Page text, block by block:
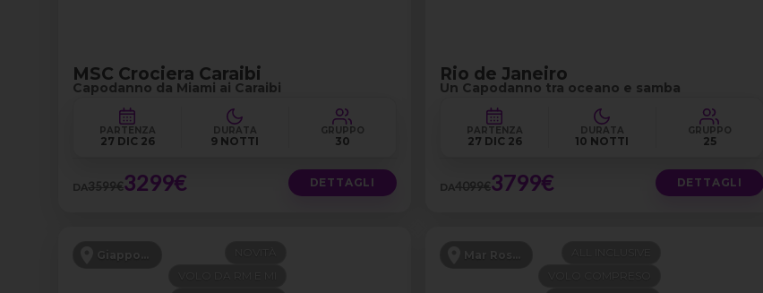
MSC Crociera Caraibi
Capodanno da Miami ai Caraibi
PARTENZA
27 DIC 26
DURATA
9 NOTTI
GRUPPO
30
DA3599€3299€ DETTAGLI
Rio de Janeiro
Un Capodanno tra oceano e samba
PARTENZA
27 DIC 26
DURATA
10 NOTTI
GRUPPO
25
DA4099€3799€ DETTAGLI
Giappone Mar Rosso